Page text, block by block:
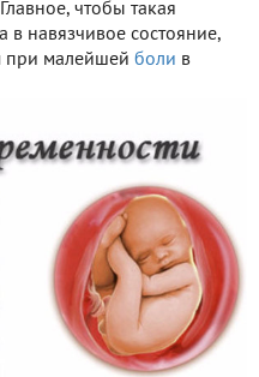
чтобы такая
в навязчивое состояние,
при малейшей боли в